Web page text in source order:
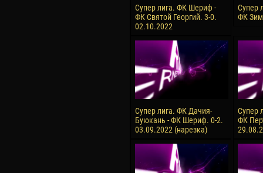
Супер лига. ФК Шериф -
ФК Святой Георгий. 3-0.
02.10.2022
Супер
ФК
Супер лига. ФК Дачия-
Буюкань - ФК Шериф. 0-2.
03.09.2022 (нарезка)
Супер
ФК